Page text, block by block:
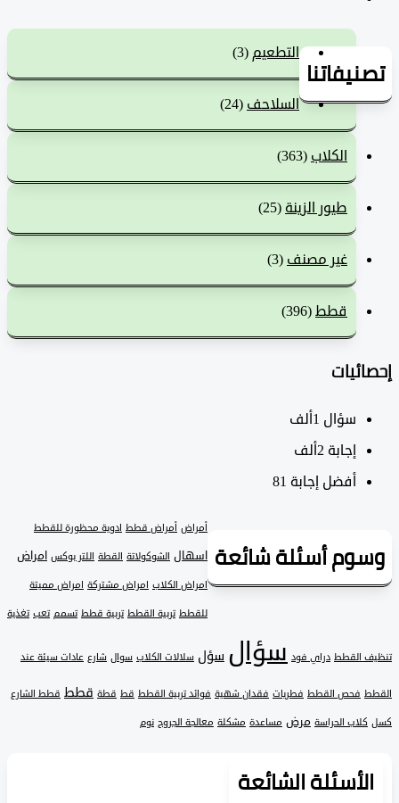
التطعيم(3)
السلاحف(24)
الكلاب(363)
طيور الزينة(25)
غير مصنف(3)
قطط (396)
سؤال1ألف
‫إجابة 2ألف
أفضل إجابة 81
أسئلة شائعة
أمراض قطط ادوية محظورة للقطط
اسهال الشوكولاتة القطة اللتر بوكس امراض
امراض الكلاب امراض مشتركة امراض مميتة
تربية القطط تربية قطط تسمم تعب تغذية
القطط دراي فود سؤالسؤل سلالات الكلاب سوال شارع عادات سيئة عند
فحص القطط فطريات فقدان شهية فوائد تربية القطط قط قطة قطط قطط الشارع
الحراسة مرض مساعدة مشكلة معالجة الجروح نوم
الشائعة